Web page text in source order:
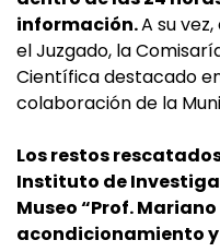
información.A su
el Juzgado, la
Científica destacado
colaboración de la
Los restos
Instituto de
Museo “Prof.
acondicionamiento